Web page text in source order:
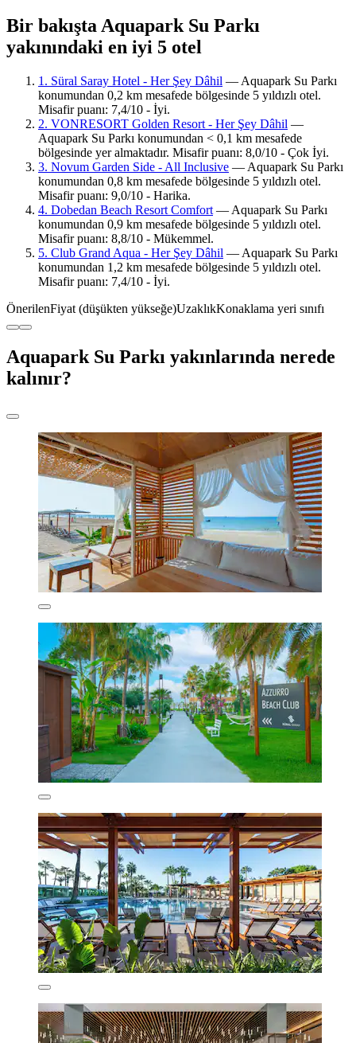
Bir bakışta Aquapark Su Parkı
yakınındaki en iyi 5 otel
1. Süral Saray Hotel - Her Şey Dâhil — Aquapark Su Parkı
konumundan 0,2 km mesafede bölgesinde 5 yıldızlı otel.
Misafir puanı: 7,4/10 - İyi.
2. VONRESORT Golden Resort - Her Şey Dâhil —
Aquapark Su Parkı konumundan < 0,1 km mesafede
bölgesinde yer almaktadır. Misafir puanı: 8,0/10 - Çok İyi.
3. Novum Garden Side - All Inclusive — Aquapark Su Parkı
konumundan 0,8 km mesafede bölgesinde 5 yıldızlı otel.
Misafir puanı: 9,0/10 - Harika.
4. Dobedan Beach Resort Comfort — Aquapark Su Parkı
konumundan 0,9 km mesafede bölgesinde 5 yıldızlı otel.
Misafir puanı: 8,8/10 - Mükemmel.
5. Club Grand Aqua - Her Şey Dâhil — Aquapark Su Parkı
konumundan 1,2 km mesafede bölgesinde 5 yıldızlı otel.
Misafir puanı: 7,4/10 - İyi.
ÖnerilenFiyat (düşükten yükseğe)UzaklıkKonaklama yeri sınıfı
Aquapark Su Parkı yakınlarında nerede
kalınır?